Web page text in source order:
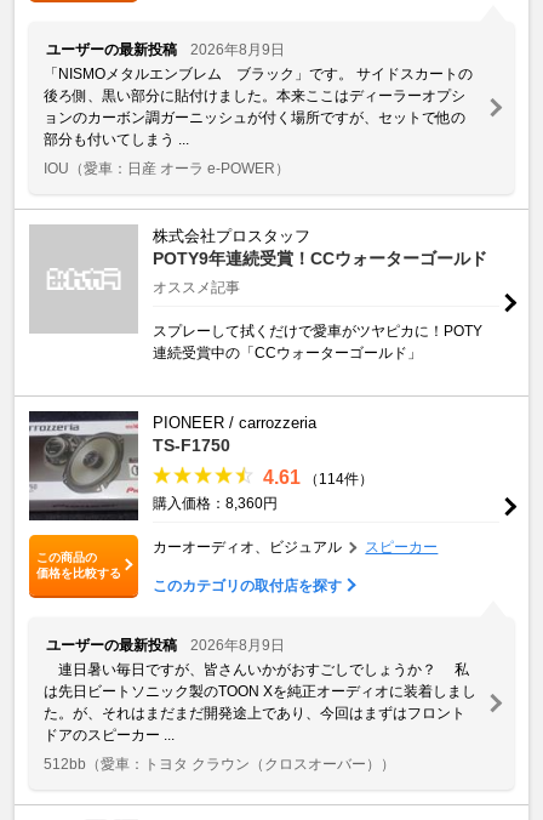
ユーザーの最新投稿
2026年8月9日
「NISMOメタルエンブレム ブラック」です。 サイドスカートの
後ろ側、黒い部分に貼付けました。本来ここはディーラーオプシ
ョンのカーボン調ガーニッシュが付く場所ですが、セットで他の
部分も付いてしまう ...
IOU （愛車：日産 オーラ e-POWER）
株式会社プロスタッフ
POTY9年連続受賞！CCウォーターゴールド
オススメ記事
スプレーして拭くだけで愛車がツヤピカに！POTY
連続受賞中の「CCウォーターゴールド」
この商品の
価格を比較する
PIONEER / carrozzeria
TS-F1750
4.61
（114件）
購入価格：8,360円
カーオーディオ、ビジュアル スピーカー
このカテゴリの取付店を探す
ユーザーの最新投稿
2026年8月9日
連日暑い毎日ですが、皆さんいかがおすごしでしょうか？ 私
は先日ビートソニック製のTOON Xを純正オーディオに装着しまし
た。が、それはまだまだ開発途上であり、今回はまずはフロント
ドアのスピーカー ...
512bb （愛車：トヨタ クラウン（クロスオーバー））